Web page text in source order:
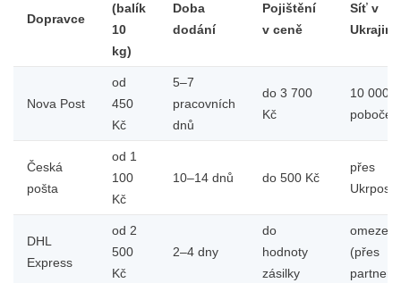
Dopravce
(balík
10
kg)
Doba
dodání
Pojištění
v ceně
Síť v
Ukrajině
Nova Post
od
450
Kč
5–7
pracovních
dnů
do 3 700
Kč
10 000+
poboček
Česká
pošta
od 1
100
Kč
10–14 dnů do 500 Kč
přes
DHL
Express
od 2
500
Kč
2–4 dny
do
hodnoty
zásilky
(přes
partnery)